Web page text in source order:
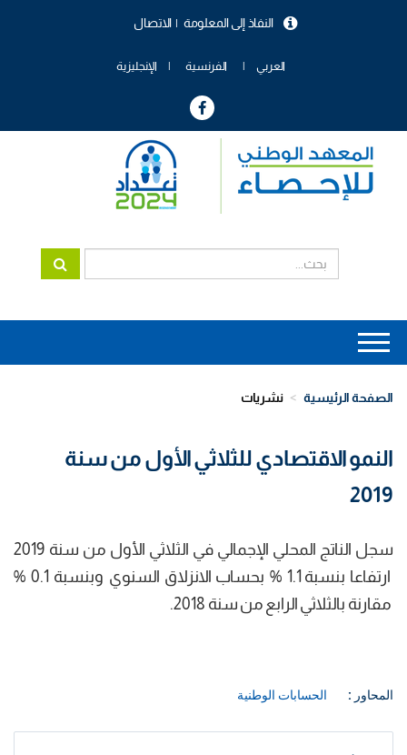
الاتصال النفاذ إلى المعلومة
العربي الفرنسية الإنجليزية
Main
navigation
الصفحة الرئيسية نشريات
النمو الاقتصادي للثلاثي الأول من سنة
2019
سجل الناتج المحلي الإجمالي في الثلاثي الأول من سنة 2019
ارتفاعا بنسبة 1.1 % بحساب الانزلاق السنوي وبنسبة 0.1 %
مقارنة بالثلاثي الرابع من سنة 2018.
المحاور : الحسابات الوطنية